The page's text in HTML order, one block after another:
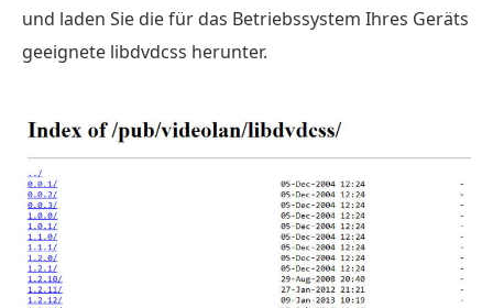
und laden Sie die für das Betriebssystem Ihres Geräts
geeignete libdvdcss herunter.